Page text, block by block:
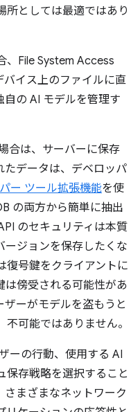
所としては最適ではあり
、File System Access
イス上のファイルに直
の AI モデルを管理す
合は、サーバーに保存
たデータは、デベロッパ
ー ツール拡張機能を使
の両方から簡単に抽出
のセキュリティは本質
ージョンを保存したくな
復号鍵をクライアントに
は傍受される可能性があ
ザーがモデルを盗もうと
可能ではありません。
ーの行動、使用する AI
保存戦略を選択すること
さまざまなネットワーク